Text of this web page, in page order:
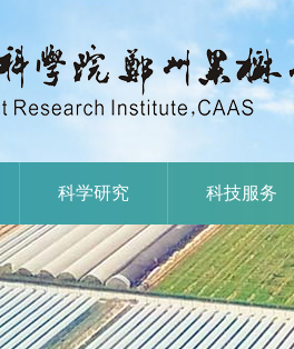
科学研究 科技服务